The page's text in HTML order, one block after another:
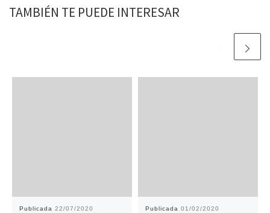
TAMBIÉN TE PUEDE INTERESAR
Publicada 22/07/2020 Publicada 01/02/2020